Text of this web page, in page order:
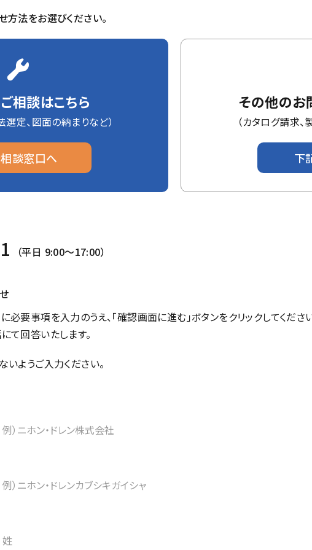
方法をお選びください。
相談はこちら
選定、 図面の納まりなど）
談窓口へ
その他のお
（カタログ請求、
下
（平日 9:00〜17:00）
要事項を入力のうえ、「確認画面に進む」ボタンをクリックしてくださ
て回答いたします。
いようご入力ください。